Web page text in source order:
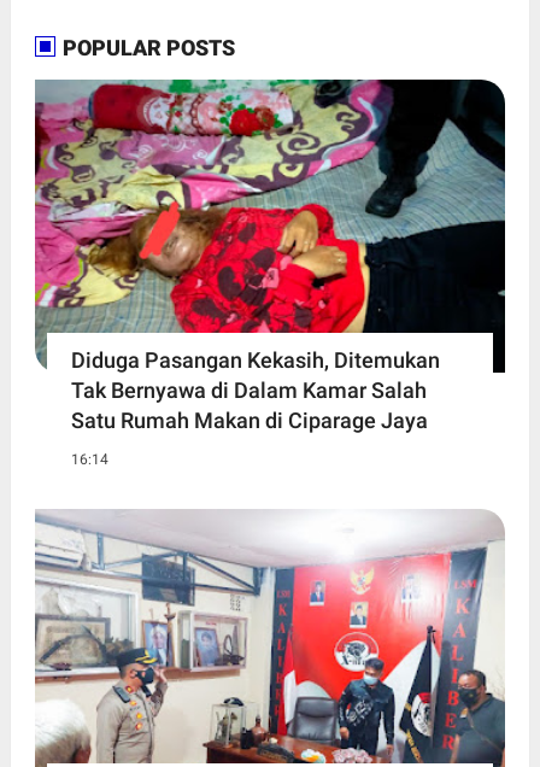
POPULAR POSTS
Diduga Pasangan Kekasih, Ditemukan
Tak Bernyawa di Dalam Kamar Salah
Satu Rumah Makan di Ciparage Jaya
16:14